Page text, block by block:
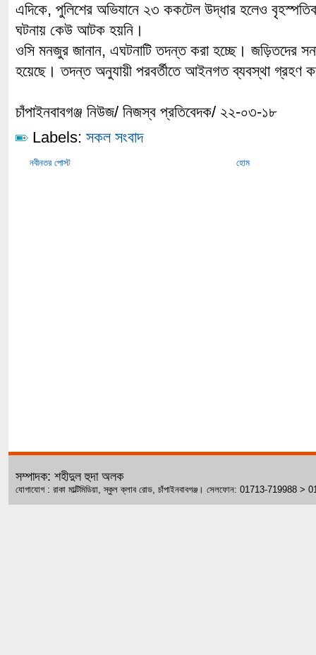
এদিকে, পুলিশের অভিযানে ২৩ ককটেল উদ্ধার হলেও
ঘটনায় কেউ আটক হয়নি।
ওসি মনজুর জানান, এঘটনাটি তদন্ত করা হচ্ছে। জড়িতদের
হয়েছে। তদন্ত অনুযায়ী পরবর্তীতে আইনগত ব্যবস্থা গ্রহণ
চাঁপাইনবাবগঞ্জ নিউজ/ নিজস্ব প্রতিবেদক/ ২২-০৩-১৮
Labels: সকল সংবাদ
নবীনতর পোস্ট হোম
সম্পাদক: শহীদুল হুদা অলক
যোগাযোগ : রাকা মাল্টিমিডিয়া, স্কুল ক্লাব রোড, চাঁপাইনবাবগঞ্জ। সেলফোন: 01713-